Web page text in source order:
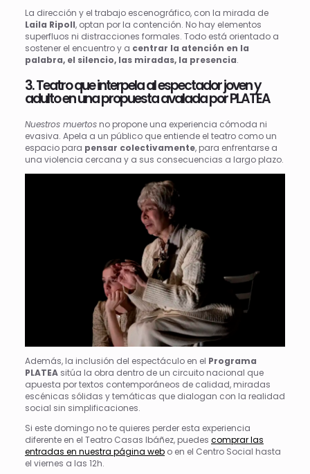
La dirección y el trabajo escenográfico, con la mirada de
Laila Ripoll, optan por la contención. No hay elementos
superfluos ni distracciones formales. Todo está orientado a
sostener el encuentro y a centrar la atención en la
palabra, el silencio, las miradas, la presencia.
3. Teatro que interpela al espectador joven y
adulto en una propuesta avalada por PLATEA
Nuestros muertos no propone una experiencia cómoda ni
evasiva. Apela a un público que entiende el teatro como un
espacio para pensar colectivamente, para enfrentarse a
una violencia cercana y a sus consecuencias a largo plazo.
Además, la inclusión del espectáculo en el Programa
PLATEA sitúa la obra dentro de un circuito nacional que
apuesta por textos contemporáneos de calidad, miradas
escénicas sólidas y temáticas que dialogan con la realidad
social sin simplificaciones.
Si este domingo no te quieres perder esta experiencia
diferente en el Teatro Casas Ibáñez, puedes comprar las
entradas en nuestra página web o en el Centro Social hasta
el viernes a las 12h.